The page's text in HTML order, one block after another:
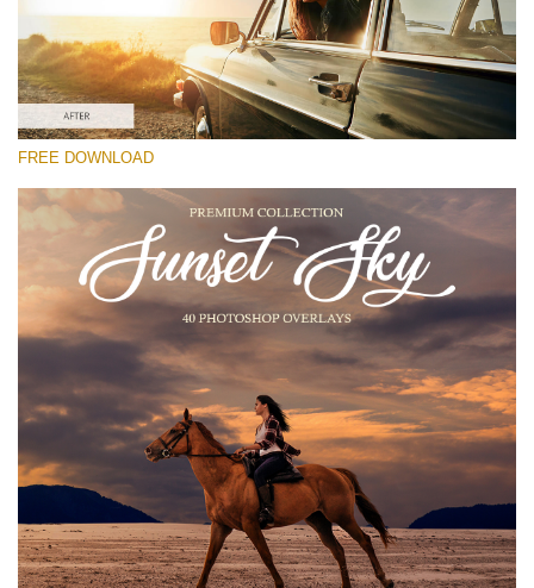
Small 800*533px
Sunset Sky
(40 Overlays)
Large 6000*4000px
(347 Overlays)
Large 6000*4000px
Entire Collection
(1783 Overlays)
Large 6000*4000px
Download Gratuito
FREE DOWNLOAD